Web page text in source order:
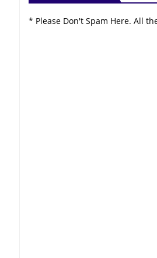
* Please Don't Spam Here. All